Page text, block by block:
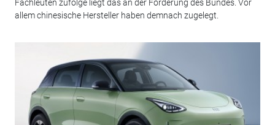
Fachleuten zufolge liegt das an der Förderung des Bundes. Vor
allem chinesische Hersteller haben demnach zugelegt.